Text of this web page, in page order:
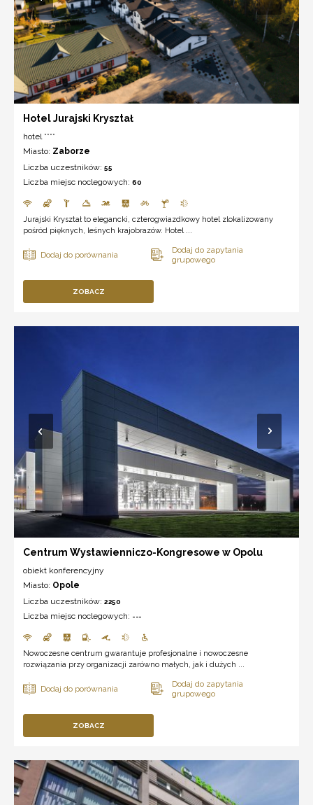
Hotel Jurajski Kryształ
hotel ****
Miasto: Zaborze
Liczba uczestników: 55
Liczba miejsc noclegowych: 60
Jurajski Kryształ to elegancki, czterogwiazdkowy hotel zlokalizowany
pośród pięknych, leśnych krajobrazów. Hotel ...
ZOBACZ
Centrum Wystawienniczo-Kongresowe w Opolu
obiekt konferencyjny
Miasto: Opole
Liczba uczestników: 2250
Liczba miejsc noclegowych: ---
Nowoczesne centrum gwarantuje profesjonalne i nowoczesne
rozwiązania przy organizacji zarówno małych, jak i dużych ...
ZOBACZ